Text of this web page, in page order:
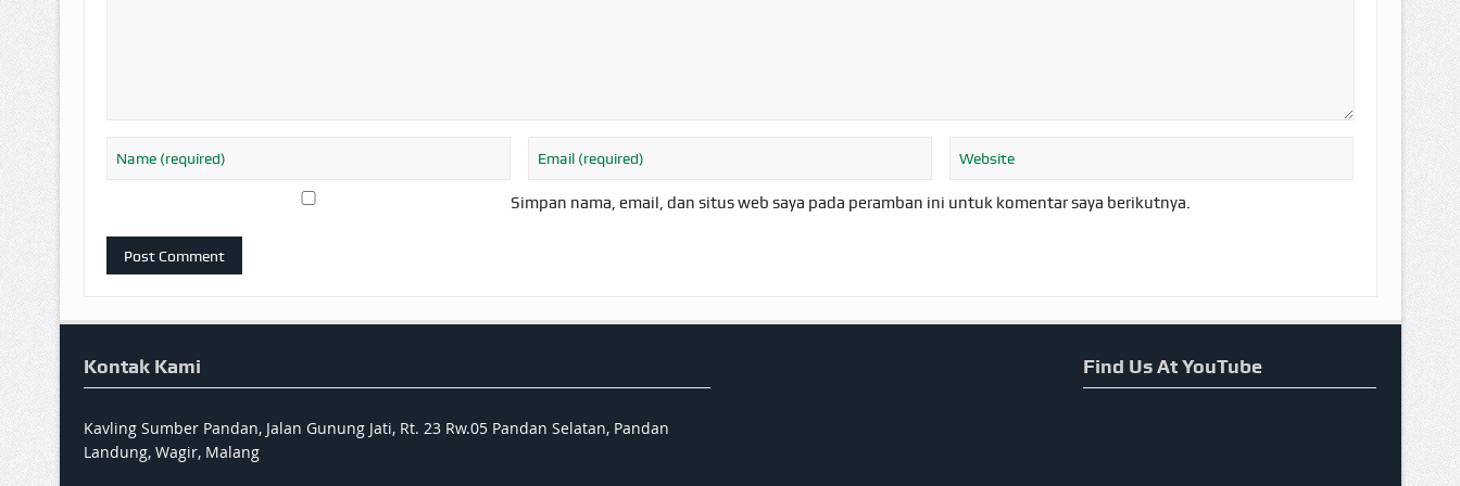
Simpan nama, email, dan situs web saya pada peramban ini untuk komentar saya berikutnya.
Kontak Kami
Kavling Sumber Pandan, Jalan Gunung Jati, Rt. 23 Rw.05 Pandan Selatan, Pandan
Landung, Wagir, Malang
Find Us At YouTube